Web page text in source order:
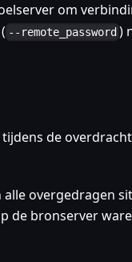
om
--remote_password )
de
alle overgedragen
de bronserver